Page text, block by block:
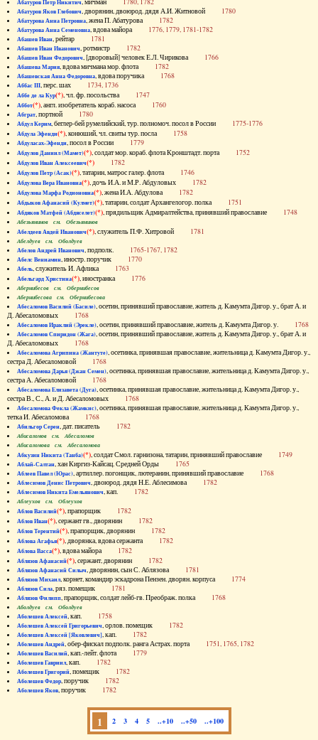
Абатуров Петр Никитич, мичман 1780, 1782
Абатуров Яков Глебович, дворянин, двоюрод. дядя А.И. Житновой 1780
Абатурова Анна Петровна, жена П. Абатурова 1782
Абатурова Анна Семеновна, вдова майора 1776, 1779, 1781-1782
Абашев Иван, рейтар 1781
Абашев Иван Иванович, ротмистр 1782
Абашев Иван Федорович, [дворовый] человек Е.Л. Чирикова 1766
Абашева Мария, вдова мичмана мор. флота 1782
Абашевская Анна Федоровна, вдова поручика 1768
Аббас III, перс. шах 1734, 1736
Аббе де ла Кур(*), чл. фр. посольства 1747
Аббот(*), англ. изобретатель кораб. насоса 1760
Абграт, портной 1780
Абдул Керим, беглер-бей румелийский, тур. полномоч. посол в России 1775-1776
Абдула Эфенди(*), конюший, чл. свиты тур. посла 1758
Абдуласах-Эфенди, посол в России 1779
Абдулов Даниил (Мамет)(*), солдат мор. кораб. флота Кронштадт. порта 1752
Абдулов Иван Алексеевич(*) 1782
Абдулов Петр (Асак)(*), татарин, матрос галер. флота 1746
Абдулова Вера Ивановна(*), дочь И.А. и М.Р. Абдуловых 1782
Абдулова Марфа Родионовна(*), жена И.А. Абдулова 1782
Абдыков Афанасий (Кулмет)(*), татарин, солдат Архангелогор. полка 1751
Абдяков Матфей (Абдяселет)(*), прядильщик Адмиралтейства, принявший православие 1748
Абезьянинов см. Обезьянинов
Абелдеев Авдей Иванович(*), служитель П.Ф. Хитровой 1781
Абелдуев см. Оболдуев
Абелов Андрей Иванович, подполк. 1765-1767, 1782
Абелс Вениамин, иностр. поручик 1770
Абель, служитель И. Афлика 1763
Абельгард Христина(*), иностранка 1776
Абернибесов см. Обернибесов
Абернибесова см. Обернибесова
Абесаломов Василий (Басиле), осетин, принявший православие, житель д. Камумта Дигор. у., брат А. и
Д. Абесаломовых 1768
Абесаломов Ираклий (Эрекле), осетин, принявший православие, житель д. Камумта Дигор. у. 1768
Абесаломов Спиридон (Жага), осетин, принявший православие, житель д. Камумта Дигор. у., брат А. и
Д. Абесаломовых 1768
Абесаломова Агрипина (Жантуте), осетинка, принявшая православие, жительница д. Камумта Дигор. у.,
сестра Д. Абесаломовой 1768
Абесаломова Дарья (Джан Семен), осетинка, принявшая православие, жительница д. Камумта Дигор. у.,
сестра А. Абесаломовой 1768
Абесаломова Елизавета (Дуга), осетинка, принявшая православие, жительница д. Камумта Дигор. у.,
сестра В., С., А. и Д. Абесаломовых 1768
Абесаломова Фекла (Жамкис), осетинка, принявшая православие, жительница д. Камумта Дигор. у.,
тетка И. Абесаломова 1768
Абильгор Серен, дат. писатель 1782
Абисаломов см. Абесаломов
Абисаломова см. Абесаломова
Абкузин Никита (Танба)(*), солдат Смол. гарнизона, татарин, принявший православие 1749
Аблай-Салтан, хан Киргиз-Кайсац. Средней Орды 1765
Аблеев Павел (Юрас), артиллер. погонщик, лютеранин, принявший православие 1768
Аблесимов Денис Петрович, двоюрод. дядя Н.Е. Аблесимова 1782
Аблесимов Никита Емельянович, кап. 1782
Аблеухов см. Облеухов
Аблов Василий(*), прапорщик 1782
Аблов Иван(*), сержант гв., дворянин 1782
Аблов Терентий(*), прапорщик, дворянин 1782
Аблова Агафья(*), дворянка, вдова сержанта 1782
Аблова Васса(*), вдова майора 1782
Аблязов Афанасий(*), сержант, дворянин 1782
Аблязов Афанасий Силыч, дворянин, сын С. Аблязова 1781
Аблязов Михаил, корнет, командир эскадрона Пензен. дворян. корпуса 1774
Аблязов Сила, ряз. помещик 1781
Аблязов Филипп, прапорщик, солдат лейб-гв. Преображ. полка 1768
Аболдуев см. Оболдуев
Аболешев Алексей, кап. 1758
Аболешев Алексей Григорьевич, орлов. помещик 1782
Аболешев Алексей [Яковлевич], кап. 1782
Аболешев Андрей, обер-фискал подполк. ранга Астрах. порта 1751, 1765, 1782
Аболешев Василий, кап.-лейт. флота 1779
Аболешев Гавриил, кап. 1782
Аболешев Григорий, помещик 1782
Аболешев Федор, поручик 1782
Аболешев Яков, поручик 1782
1 2 3 4 5 ..+10 ..+50 ..+100